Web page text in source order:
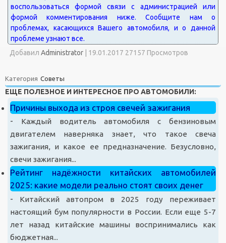
Добавил Administrator 19.01.2017 27157 Просмотров
Категория Советы
ЕЩЕ ПОЛЕЗНОЕ И ИНТЕРЕСНОЕ ПРО АВТОМОБИЛИ:
Причины выхода из строя свечей зажигания
-
Каждый водитель автомобиля с бензиновым
двигателем наверняка знает, что такое свеча
зажигания, и какое ее предназначение. Безусловно,
свечи зажигания...
Рейтинг надёжности китайских автомобилей
2025: какие модели реально стоят своих денег
-
Китайский автопром в 2025 году переживает
настоящий бум популярности в России. Если еще 5-7
лет назад китайские машины воспринимались как
бюджетная...